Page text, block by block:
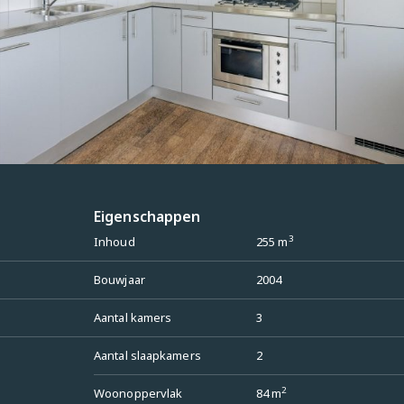
en ontdek
liftonderhoud,
indicatief. Kopers
Eigenschappen
Inhoud 255 m3
Bouwjaar 2004
Aantal kamers 3
Aantal slaapkamers 2
Woonoppervlak 84 m2